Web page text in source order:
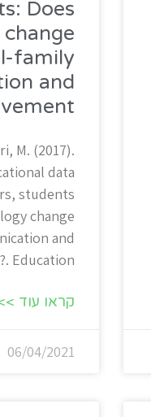
Does
family
and
M. (2017).
data
students
change
and
Education
קראו עוד
06/04/2021